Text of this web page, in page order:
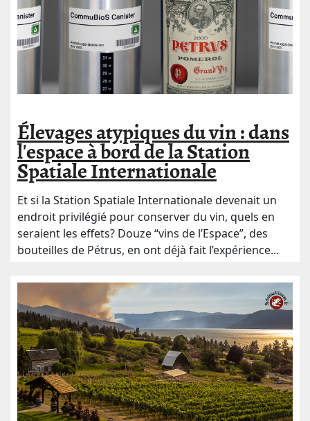
Élevages atypiques du vin : dans
l'espace à bord de la Station
Spatiale Internationale
Et si la Station Spatiale Internationale devenait un
endroit privilégié pour conserver du vin, quels en
seraient les effets? Douze “vins de l’Espace”, des
bouteilles de Pétrus, en ont déjà fait l’expérience...